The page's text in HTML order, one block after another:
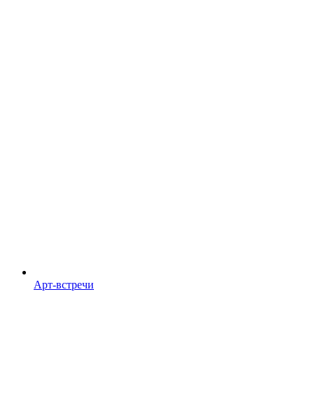
Арт-встречи